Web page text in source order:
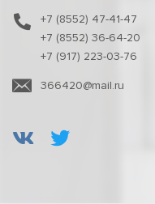
+7 (8552) 47-41-47
+7 (8552) 36-64-20
+7 (917) 223-03-76
366420@mail.ru